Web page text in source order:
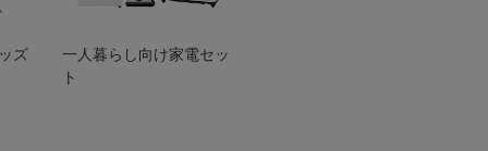
ズ
一人暮らし向け家電セッ
ト